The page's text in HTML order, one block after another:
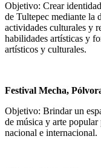
Objetivo: Crear
de Tultepec mediante la
actividades culturales y
habilidades artísticas y
artísticos y culturales.
Festival Mecha,
Objetivo: Brindar un
de música y arte
nacional e internacional.